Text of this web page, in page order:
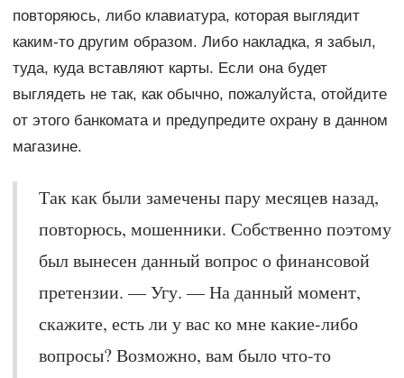
повторяюсь, либо клавиатура, которая выглядит
каким-то другим образом. Либо накладка, я забыл,
туда, куда вставляют карты. Если она будет
выглядеть не так, как обычно, пожалуйста, отойдите
от этого банкомата и предупредите охрану в данном
магазине.
Так как были замечены пару месяцев назад,
повторюсь, мошенники. Собственно поэтому
был вынесен данный вопрос о финансовой
претензии. — Угу. — На данный момент,
скажите, есть ли у вас ко мне какие-либо
вопросы? Возможно, вам было что-то